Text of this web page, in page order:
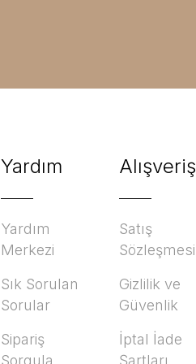
Yardım
Yardım
Merkezi
Sık Sorulan
Sorular
Sipariş
Sorgula
Alışveriş
Satış
Sözleşmesi
Gizlilik ve
Güvenlik
İptal İade
Şartları